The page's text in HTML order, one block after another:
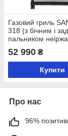
Газовий гриль
318 (з бічним і
пальником
сталь 900280)
52 990 ₴
Купити
Про нас
96%